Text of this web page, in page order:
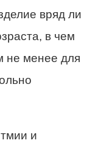
вряд ли
в чем
не менее для
и